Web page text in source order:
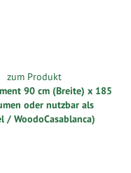
zum Produkt
90 cm (Breite) x 185
oder nutzbar als
/ WoodoCasablanca)